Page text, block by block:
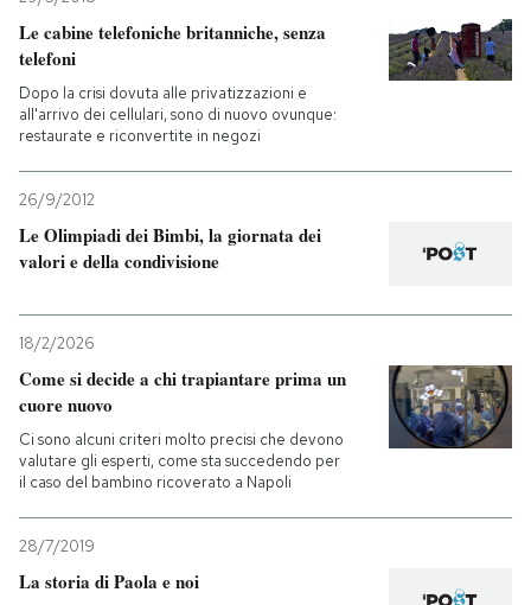
Le cabine telefoniche britanniche, senza
telefoni
Dopo la crisi dovuta alle privatizzazioni e
all'arrivo dei cellulari, sono di nuovo ovunque:
restaurate e riconvertite in negozi
26/9/2012
Le Olimpiadi dei Bimbi, la giornata dei
valori e della condivisione
18/2/2026
Come si decide a chi trapiantare prima un
cuore nuovo
Ci sono alcuni criteri molto precisi che devono
valutare gli esperti, come sta succedendo per
il caso del bambino ricoverato a Napoli
28/7/2019
La storia di Paola e noi